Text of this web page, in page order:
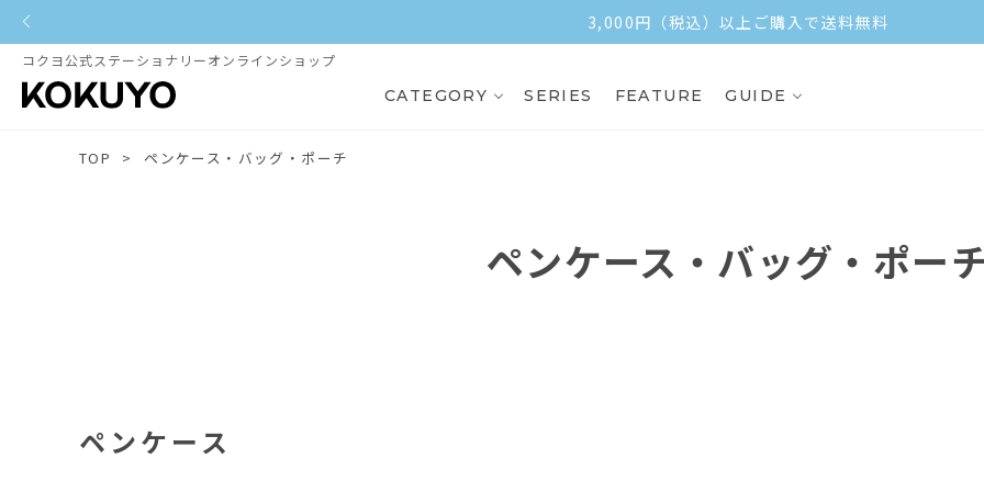
3,000円（税込）以上ご購入で送料無料
コクヨ公式ステーショナリーオンラインショップ
CATEGORY SERIES FEATURE GUIDE
TOP ペンケース・バッグ・ポーチ
ペンケース・バッグ・ポー
ペンケース